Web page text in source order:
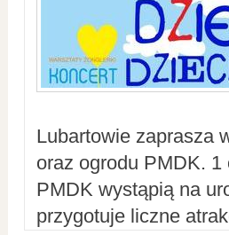
Lubartowie zaprasza
oraz ogrodu PMDK. 1
PMDK wystąpią na
przygotuje liczne